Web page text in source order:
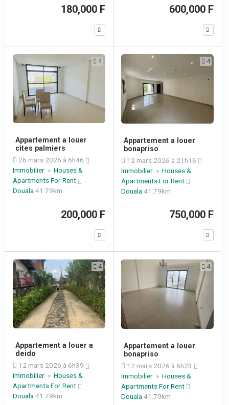
180,000 F 600,000 F
4
Appartement a louer
cites palmiers
26 mars 2026 à 6h46
Immobilier » Houses &
Apartments For Rent
Douala 41.79km
200,000 F
4
Appartement a louer
bonapriso
12 mars 2026 à 21h16
Immobilier » Houses &
Apartments For Rent
Douala 41.79km
750,000 F
4
Appartement a louer a
deido
12 mars 2026 à 6h39
Immobilier » Houses &
Apartments For Rent
Douala 41.79km
4
Appartement a louer
bonapriso
12 mars 2026 à 6h23
Immobilier » Houses &
Apartments For Rent
Douala 41.79km